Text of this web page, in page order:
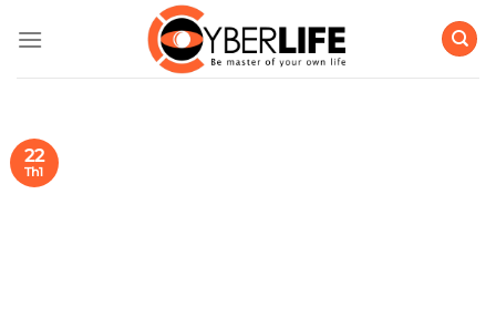
qua
22
Th1